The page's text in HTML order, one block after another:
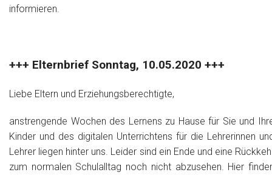
informieren.
+++ Elternbrief Sonntag, 10.05.2020 +++
Liebe Eltern und Erziehungsberechtigte,
anstrengende Wochen des Lernens zu Hause für Sie und
Kinder und des digitalen Unterrichtens für die Lehrerinnen
Lehrer liegen hinter uns. Leider sind ein Ende und eine
zum normalen Schulalltag noch nicht abzusehen. Hier